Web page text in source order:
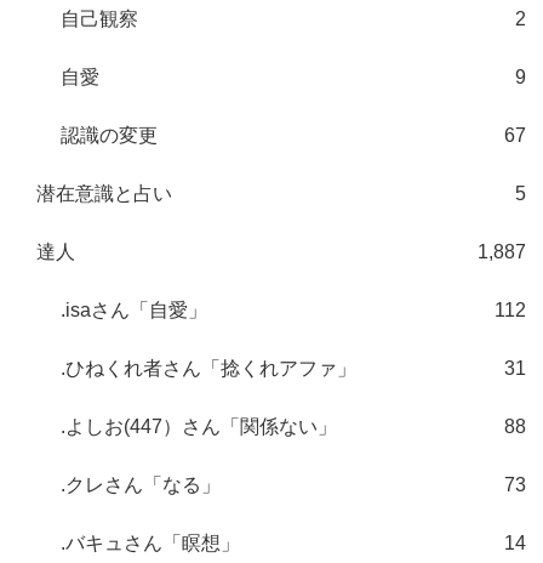
自己観察 2
自愛 9
認識の変更 67
潜在意識と占い 5
達人 1,887
.isaさん「自愛」 112
.ひねくれ者さん「捻くれアファ」 31
.よしお(447）さん「関係ない」 88
.クレさん「なる」 73
.バキュさん「瞑想」 14